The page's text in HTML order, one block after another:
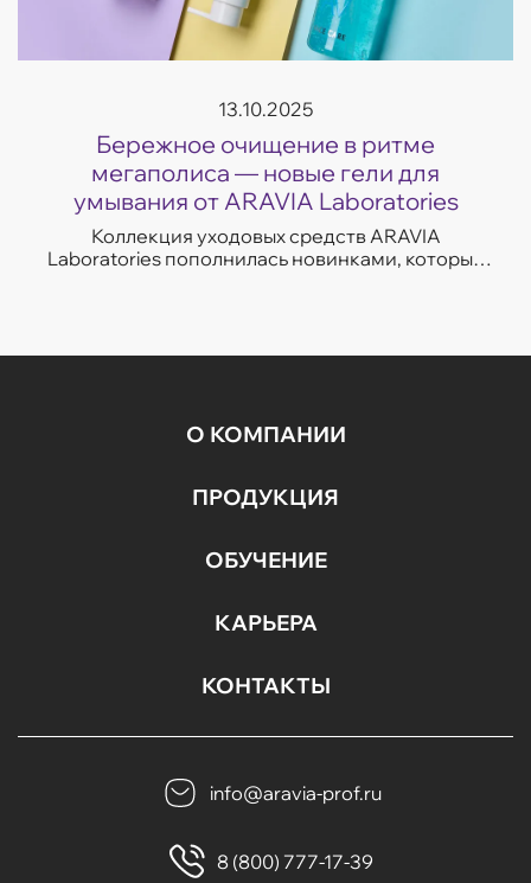
13.10.2025
Бережное очищение в ритме
мегаполиса — новые гели для
умывания от ARAVIA Laboratories
Коллекция уходовых средств ARAVIA
Laboratories пополнилась новинками, которые
О КОМПАНИИ
ПРОДУКЦИЯ
ОБУЧЕНИЕ
КАРЬЕРА
КОНТАКТЫ
info@aravia-prof.ru
8 (800) 777-17-39